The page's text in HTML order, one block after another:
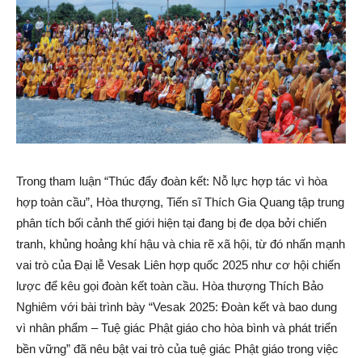
Trong tham luận “Thúc đẩy đoàn kết: Nỗ lực hợp tác vì hòa
hợp toàn cầu”, Hòa thượng, Tiến sĩ Thích Gia Quang tập trung
phân tích bối cảnh thế giới hiện tại đang bị đe dọa bởi chiến
tranh, khủng hoảng khí hậu và chia rẽ xã hội, từ đó nhấn mạnh
vai trò của Đại lễ Vesak Liên hợp quốc 2025 như cơ hội chiến
lược để kêu gọi đoàn kết toàn cầu. Hòa thượng Thích Bảo
Nghiêm với bài trình bày “Vesak 2025: Đoàn kết và bao dung
vì nhân phẩm – Tuệ giác Phật giáo cho hòa bình và phát triển
bền vững” đã nêu bật vai trò của tuệ giác Phật giáo trong việc